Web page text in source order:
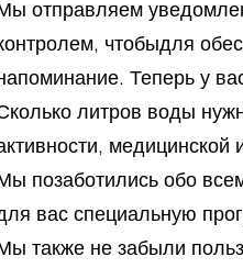
отправляем
чтобыдля
Теперь у
литров воды
позаботились обо
вас специальную
также не забыли